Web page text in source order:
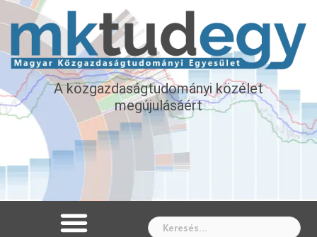
A közgazdaságtudományi közélet
megújulásáért